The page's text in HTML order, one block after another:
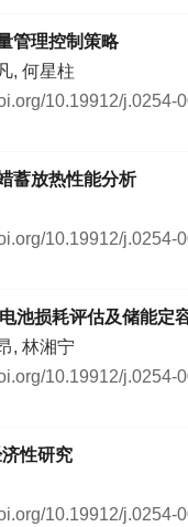
管理控制策略
, 何星柱
10.19912/j.0254-
蓄放热性能分析
10.19912/j.0254-
池损耗评估及储能定
, 林湘宁
10.19912/j.0254-
性研究
10.19912/j.0254-